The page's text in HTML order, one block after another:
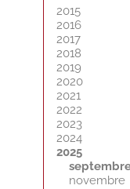
2015
2016
2017
2018
2019
2020
2021
2022
2023
2024
2025
novembre